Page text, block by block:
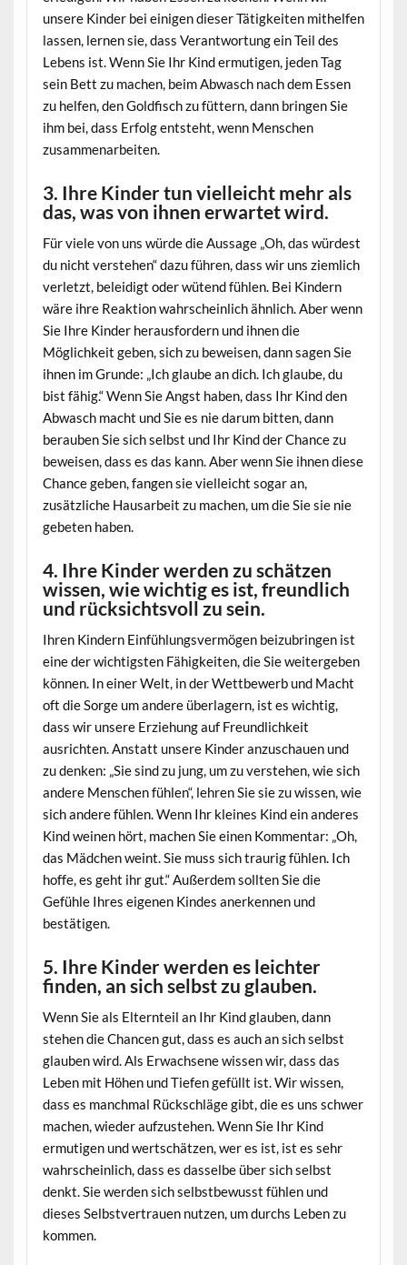
unsere Kinder bei einigen dieser Tätigkeiten mithelfen
lassen, lernen sie, dass Verantwortung ein Teil des
Lebens ist. Wenn Sie Ihr Kind ermutigen, jeden Tag
sein Bett zu machen, beim Abwasch nach dem Essen
zu helfen, den Goldfisch zu füttern, dann bringen Sie
ihm bei, dass Erfolg entsteht, wenn Menschen
zusammenarbeiten.
3. Ihre Kinder tun vielleicht mehr als
das, was von ihnen erwartet wird.
Für viele von uns würde die Aussage „Oh, das würdest
du nicht verstehen“ dazu führen, dass wir uns ziemlich
verletzt, beleidigt oder wütend fühlen. Bei Kindern
wäre ihre Reaktion wahrscheinlich ähnlich. Aber wenn
Sie Ihre Kinder herausfordern und ihnen die
Möglichkeit geben, sich zu beweisen, dann sagen Sie
ihnen im Grunde: „Ich glaube an dich. Ich glaube, du
bist fähig.“ Wenn Sie Angst haben, dass Ihr Kind den
Abwasch macht und Sie es nie darum bitten, dann
berauben Sie sich selbst und Ihr Kind der Chance zu
beweisen, dass es das kann. Aber wenn Sie ihnen diese
Chance geben, fangen sie vielleicht sogar an,
zusätzliche Hausarbeit zu machen, um die Sie sie nie
gebeten haben.
4. Ihre Kinder werden zu schätzen
wissen, wie wichtig es ist, freundlich
und rücksichtsvoll zu sein.
Ihren Kindern Einfühlungsvermögen beizubringen ist
eine der wichtigsten Fähigkeiten, die Sie weitergeben
können. In einer Welt, in der Wettbewerb und Macht
oft die Sorge um andere überlagern, ist es wichtig,
dass wir unsere Erziehung auf Freundlichkeit
ausrichten. Anstatt unsere Kinder anzuschauen und
zu denken: „Sie sind zu jung, um zu verstehen, wie sich
andere Menschen fühlen“, lehren Sie sie zu wissen, wie
sich andere fühlen. Wenn Ihr kleines Kind ein anderes
Kind weinen hört, machen Sie einen Kommentar: „Oh,
das Mädchen weint. Sie muss sich traurig fühlen. Ich
hoffe, es geht ihr gut.“ Außerdem sollten Sie die
Gefühle Ihres eigenen Kindes anerkennen und
bestätigen.
5. Ihre Kinder werden es leichter
finden, an sich selbst zu glauben.
Wenn Sie als Elternteil an Ihr Kind glauben, dann
stehen die Chancen gut, dass es auch an sich selbst
glauben wird. Als Erwachsene wissen wir, dass das
Leben mit Höhen und Tiefen gefüllt ist. Wir wissen,
dass es manchmal Rückschläge gibt, die es uns schwer
machen, wieder aufzustehen. Wenn Sie Ihr Kind
ermutigen und wertschätzen, wer es ist, ist es sehr
wahrscheinlich, dass es dasselbe über sich selbst
denkt. Sie werden sich selbstbewusst fühlen und
dieses Selbstvertrauen nutzen, um durchs Leben zu
kommen.